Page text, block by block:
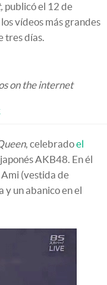
publicó el 12 de
vídeos más grandes
tres días.
on the internet
, celebradoel
AKB48. En él
(vestida de
y un abanico en el